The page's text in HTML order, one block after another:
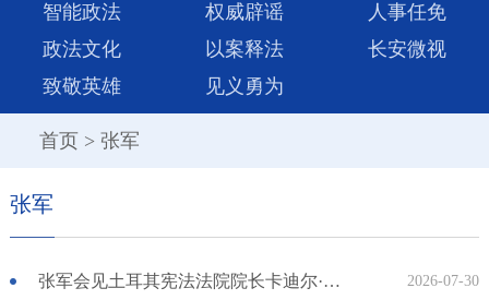
智能政法
权威辟谣
人事任免
政法文化
以案释法
长安微视
致敬英雄
见义勇为
首页 > 张军
张军
张军会见土耳其宪法法院院长卡迪尔·厄兹卡亚 2026-07-30